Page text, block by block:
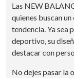
Las NEW
quienes buscan
tendencia. Ya sea
deportivo, su
destacar con
No dejes pasar la